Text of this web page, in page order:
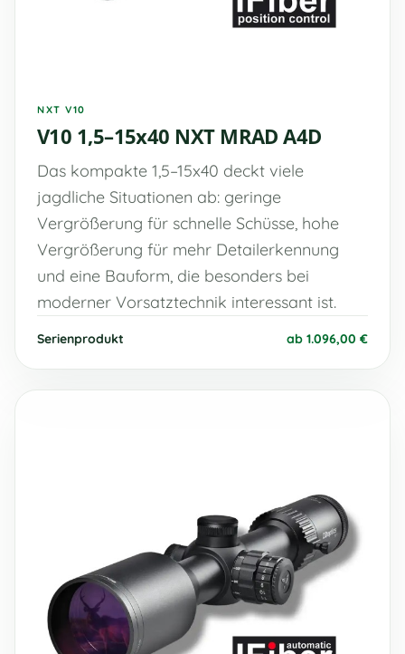
NXT V10
V10 1,5–15x40 NXT MRAD A4D
Das kompakte 1,5–15x40 deckt viele
jagdliche Situationen ab: geringe
Vergrößerung für schnelle Schüsse, hohe
Vergrößerung für mehr Detailerkennung
und eine Bauform, die besonders bei
moderner Vorsatztechnik interessant ist.
Serienprodukt ab 1.096,00 €